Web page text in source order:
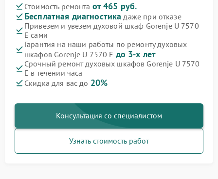
Стоимость ремонта от 465 руб.
Бесплатная диагностика даже при отказе
Привезем и увезем духовой шкаф Gorenje U 7570
E сами
Гарантия на наши работы по ремонту духовых
шкафов Gorenje U 7570 E до 3-х лет
Срочный ремонт духовых шкафов Gorenje U 7570
E в течении часа
Скидка для вас до 20%
Консультация со специалистом
Узнать стоимость работ